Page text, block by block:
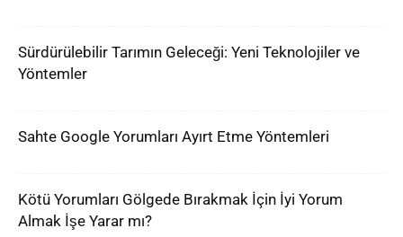
Sürdürülebilir Tarımın Geleceği: Yeni Teknolojiler ve
Yöntemler
Sahte Google Yorumları Ayırt Etme Yöntemleri
Kötü Yorumları Gölgede Bırakmak İçin İyi Yorum
Almak İşe Yarar mı?